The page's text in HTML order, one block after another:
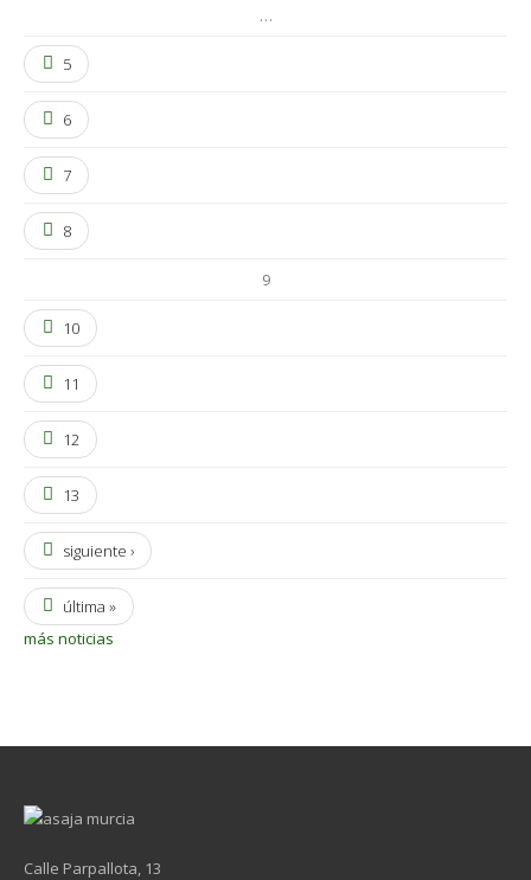
…
5
6
7
8
9
10
11
12
13
siguiente ›
última »
más noticias
Calle Parpallota, 13